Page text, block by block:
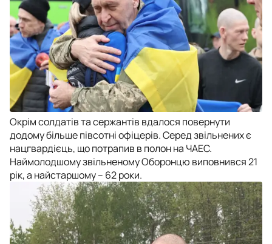
Окрім солдатів та сержантів вдалося повернути
додому більше півсотні офіцерів. Серед звільнених є
нацгвардієць, що потрапив в полон на ЧАЕС.
Наймолодшому звільненому Оборонцю виповнився 21
рік, а найстаршому – 62 роки.